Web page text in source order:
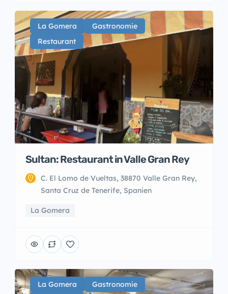
La Gomera
Gastronomie
Restaurant
Sultan: Restaurant in Valle Gran Rey
C. El Lomo de Vueltas, 38870 Valle Gran Rey,
Santa Cruz de Tenerife, Spanien
La Gomera
La Gomera
Gastronomie